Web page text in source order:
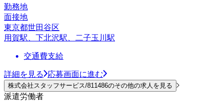
勤務地
面接地
東京都世田谷区
用賀駅、下北沢駅、二子玉川駅
交通費支給
詳細を見る 応募画面に進む
株式会社スタッフサービス/811486のその他の求人を見る
派遣労働者